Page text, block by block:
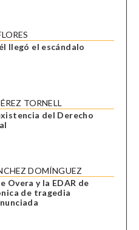
llegó el escándalo
TORNELL
del Derecho
DOMÍNGUEZ
Overa y la EDAR de
de tragedia